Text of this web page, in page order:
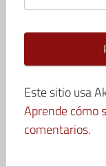
Este sitio usa
Aprende cómo
comentarios.